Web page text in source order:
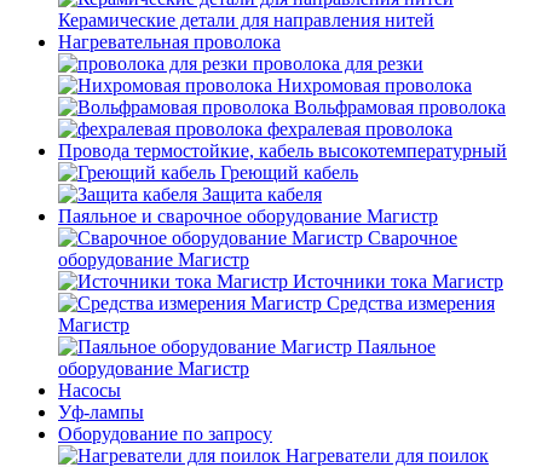
Керамические детали для направления нитей
Нагревательная проволока
проволока для резки
Нихромовая проволока
Вольфрамовая проволока
фехралевая проволока
Провода термостойкие, кабель высокотемпературный
Греющий кабель
Защита кабеля
Паяльное и сварочное оборудование Магистр
Сварочное
оборудование Магистр
Источники тока Магистр
Средства измерения
Магистр
Паяльное
оборудование Магистр
Насосы
Уф-лампы
Оборудование по запросу
Нагреватели для поилок